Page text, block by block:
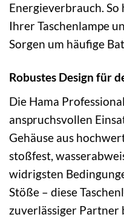
Energieverbrauch. So
Ihrer Taschenlampe
Sorgen um häufige
Robustes Design für
Die Hama
anspruchsvollen
Gehäuse aus
stoßfest,
widrigsten
Stöße – diese
zuverlässiger Partner